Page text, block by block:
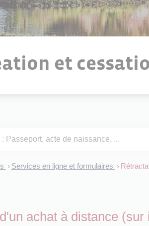
et
> Services en ligne et formulaires >
achat à distance